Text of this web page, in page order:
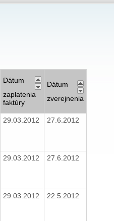
Dátum
zaplatenia
faktúry
Dátum
zverejnenia
29.03.2012 27.6.2012
29.03.2012 27.6.2012
29.03.2012 22.5.2012